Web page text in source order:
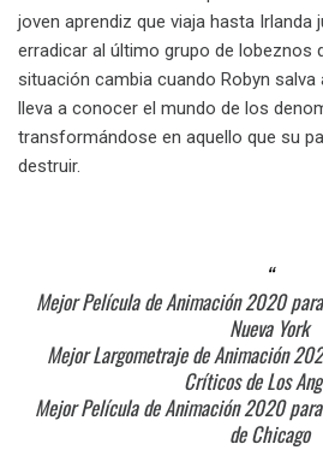
joven aprendiz que viaja hasta Irlanda
erradicar al último grupo de lobeznos
situación cambia cuando Robyn salva
lleva a conocer el mundo de los
transformándose en aquello que su
destruir.
Mejor Película de Animación 2020
Nueva York
Mejor Largometraje de Animación
Críticos de Los
Mejor Película de Animación 2020
de Chicago